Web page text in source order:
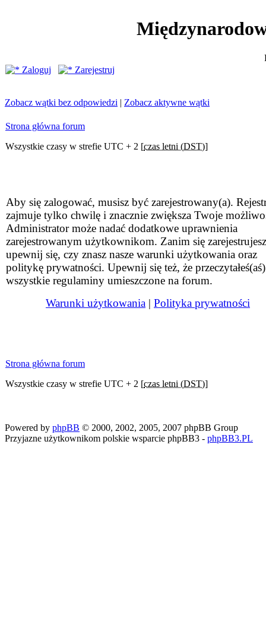
Zaloguj
Zarejestruj
Zobacz wątki bez odpowiedzi | Zobacz aktywne wątki
Strona główna forum
Wszystkie czasy w strefie UTC + 2 [czas letni (DST)]
Aby się zalogować, musisz być zarejestrowany(a).
zajmuje tylko chwilę i znacznie zwiększa Twoje
Administrator może nadać dodatkowe uprawnienia
zarejestrowanym użytkownikom. Zanim się
upewnij się, czy znasz nasze warunki użytkowania oraz
politykę prywatności. Upewnij się też, że przeczytałeś(aś)
wszystkie regulaminy umieszczone na forum.
Warunki użytkowania | Polityka prywatności
Strona główna forum
Wszystkie czasy w strefie UTC + 2 [czas letni (DST)]
Powered by phpBB © 2000, 2002, 2005, 2007 phpBB Group
Przyjazne użytkownikom polskie wsparcie phpBB3 - phpBB3.PL